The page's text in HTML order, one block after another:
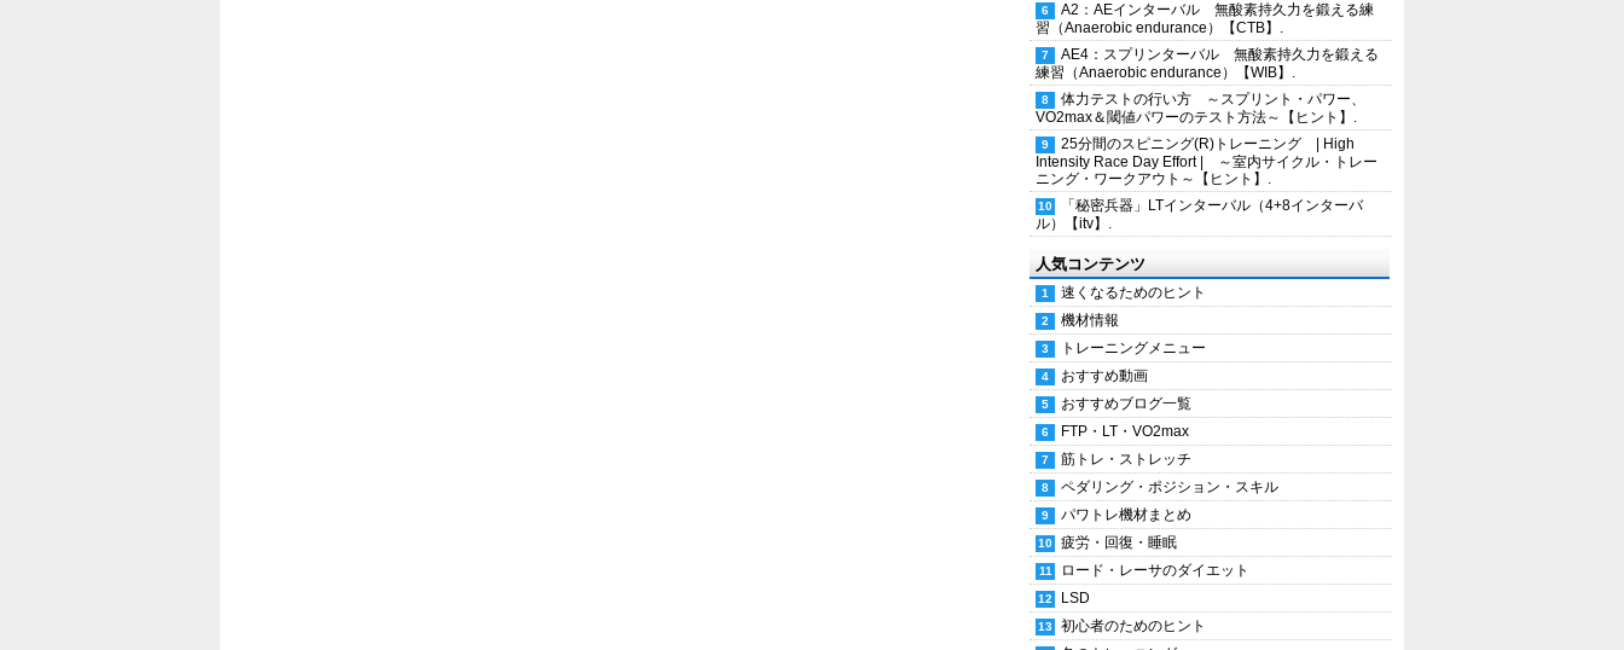
A2：AEインターバル 無酸素持久力を鍛える練
習（Anaerobic endurance）【CTB】.
AE4：スプリンターバル 無酸素持久力を鍛える
練習（Anaerobic endurance）【WIB】.
体力テストの行い方 ～スプリント・パワー、
VO2max＆閾値パワーのテスト方法～【ヒント】.
25分間のスピニング(R)トレーニング | High
Intensity Race Day Effort | ～室内サイクル・トレー
ニング・ワークアウト～【ヒント】.
「秘密兵器」LTインターバル（4+8インターバ
ル）【itv】.
人気コンテンツ
速くなるためのヒント
機材情報
トレーニングメニュー
おすすめ動画
おすすめブログ一覧
FTP・LT・VO2max
筋トレ・ストレッチ
ペダリング・ポジション・スキル
パワトレ機材まとめ
疲労・回復・睡眠
ロード・レーサのダイエット
LSD
初心者のためのヒント